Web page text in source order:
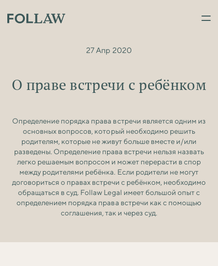
27 Апр 2020
О праве встречи с ребёнком
Определение порядка права встречи является одним из
основных вопросов, который необходимо решить
родителям, которые не живут больше вместе и/или
разведены. Определение права встречи нельзя назвать
легко решаемым вопросом и может перерасти в спор
между родителями ребёнка. Если родители не могут
договориться о правах встречи с ребёнком, необходимо
обращаться в суд. Follaw Legal имеет большой опыт с
определением порядка права встречи как с помощью
соглашения, так и через суд.